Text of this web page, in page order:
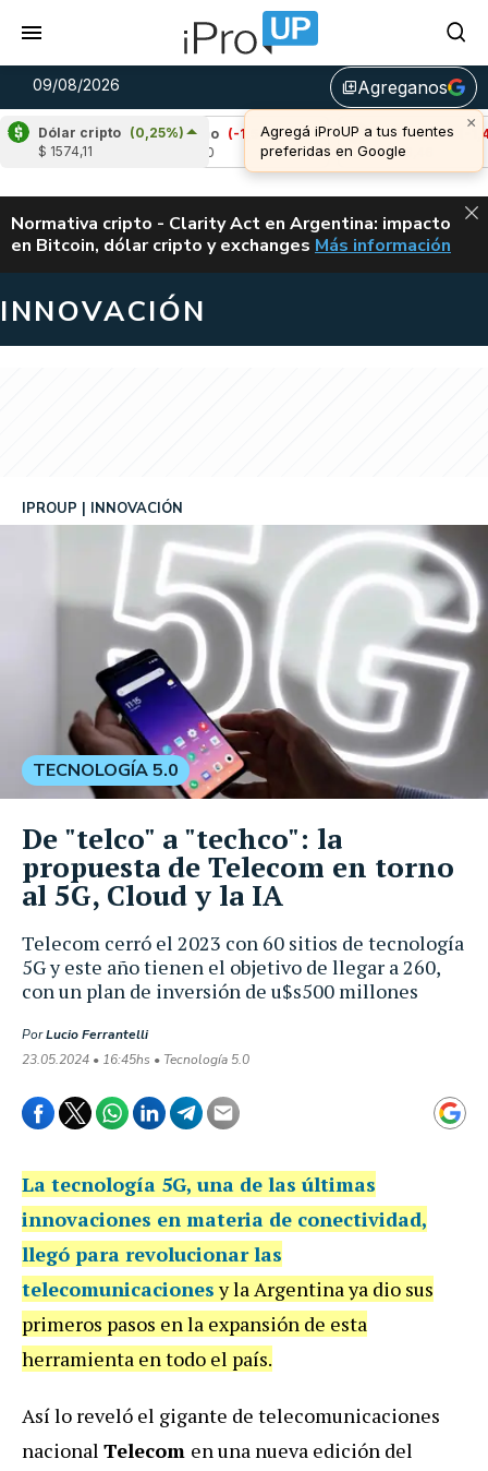
09/08/2026 library_addAgreganos
Dólar cripto (0,25%)
$ 1574,11
Cardano (-1,54%)
Avalanche (-1,46%)
u$s 6,46
ALERTA
Normativa cripto - Clarity Act en Argentina: impacto
en Bitcoin, dólar cripto y exchanges CLARITY ACT EN
Más información
INNOVACIÓN
Telecom cerró el 2023 con 60 sitios de tecnología
5G y este año tienen el objetivo de llegar a 260,
con un plan de inversión de u$s500 millones
IPROUP INNOVACIÓN
PorLucio Ferrantelli
23.05.2024 • 16:45hs • Tecnología 5.0
TECNOLOGÍA 5.0
De "telco" a "techco": la
propuesta de Telecom en torno
al 5G, Cloud y la IA
La tecnología 5G, una de las últimas
innovaciones en materia de conectividad,
llegó para revolucionar las
telecomunicacionesy la Argentina ya dio sus
primeros pasos en la expansión de esta
herramienta en todo el país.
Así lo reveló el gigante de telecomunicaciones
nacional Telecom enuna nueva edición del